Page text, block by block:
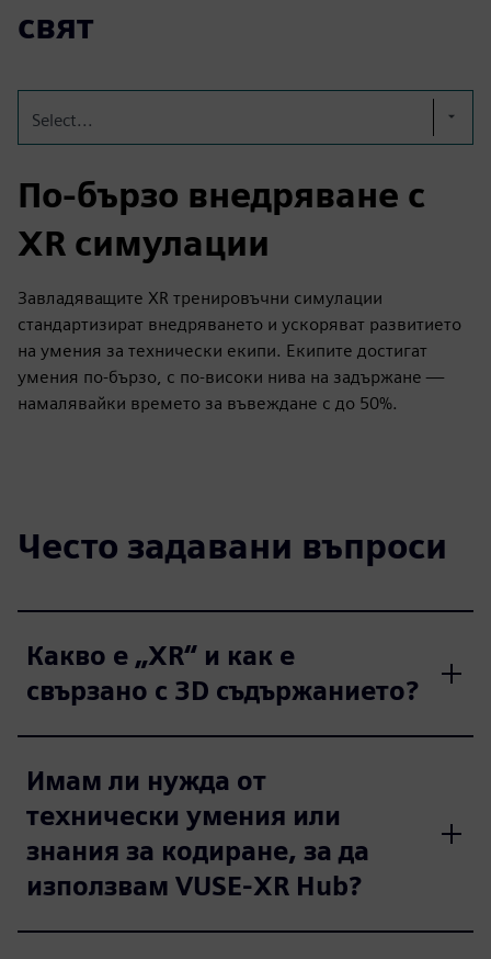
свят
Select...
По-бързо внедряване с
XR симулации
Завладяващите XR тренировъчни симулации
стандартизират внедряването и ускоряват развитието
на умения за технически екипи. Екипите достигат
умения по-бързо, с по-високи нива на задържане —
намалявайки времето за въвеждане с до 50%.
Често задавани въпроси
Какво е „XR“ и как е
свързано с 3D съдържанието?
Имам ли нужда от
технически умения или
знания за кодиране, за да
използвам VUSE-XR Hub?